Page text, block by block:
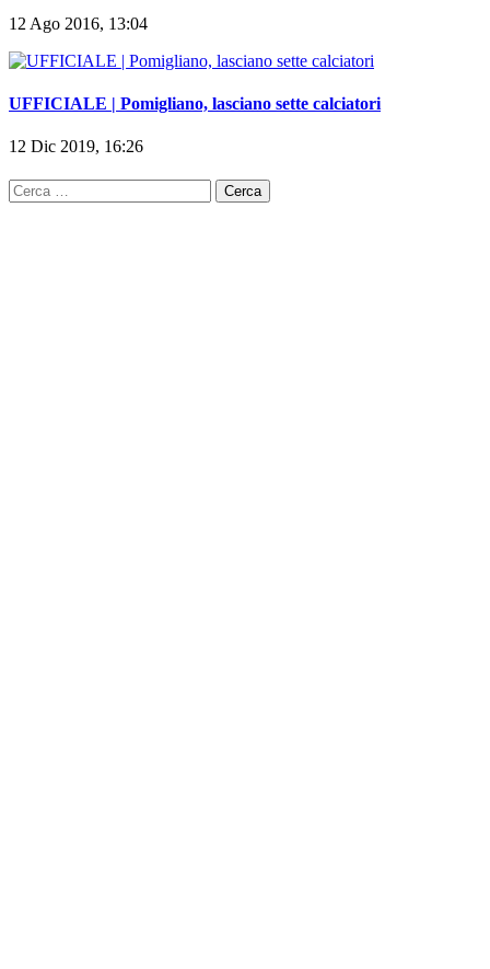
12 Ago 2016, 13:04
UFFICIALE | Pomigliano, lasciano sette calciatori
12 Dic 2019, 16:26
Ricerca
per: